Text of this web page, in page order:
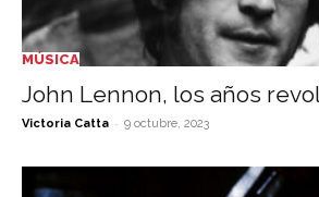
MÚSICA
John Lennon, los años
Victoria Catta - 9 octubre, 2023